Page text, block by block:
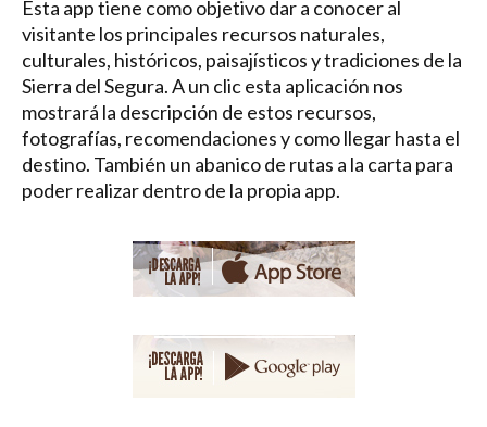
Esta app tiene como objetivo dar a conocer al
visitante los principales recursos naturales,
culturales, históricos, paisajísticos y tradiciones de la
Sierra del Segura. A un clic esta aplicación nos
mostrará la descripción de estos recursos,
fotografías, recomendaciones y como llegar hasta el
destino. También un abanico de rutas a la carta para
poder realizar dentro de la propia app.